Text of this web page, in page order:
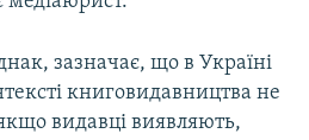
зазначає, що в Україні
книговидавництва не
видавці виявляють,